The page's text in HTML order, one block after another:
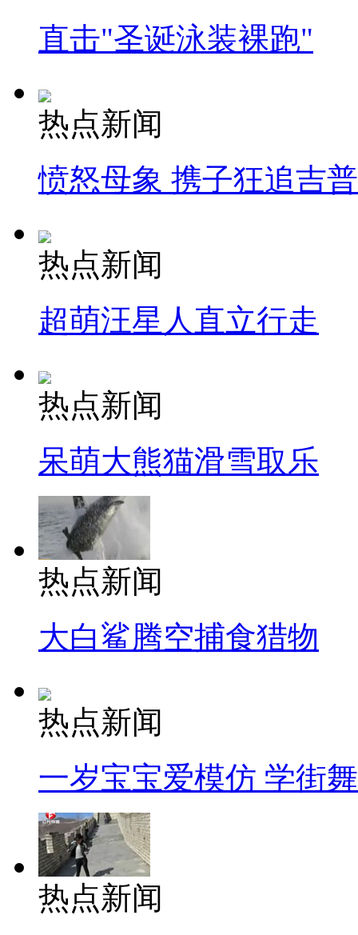
直击"圣诞泳装裸跑"
热点新闻
愤怒母象 携子狂追吉
热点新闻
超萌汪星人直立行走
热点新闻
呆萌大熊猫滑雪取乐
热点新闻
大白鲨腾空捕食猎物
热点新闻
一岁宝宝爱模仿 学街
热点新闻